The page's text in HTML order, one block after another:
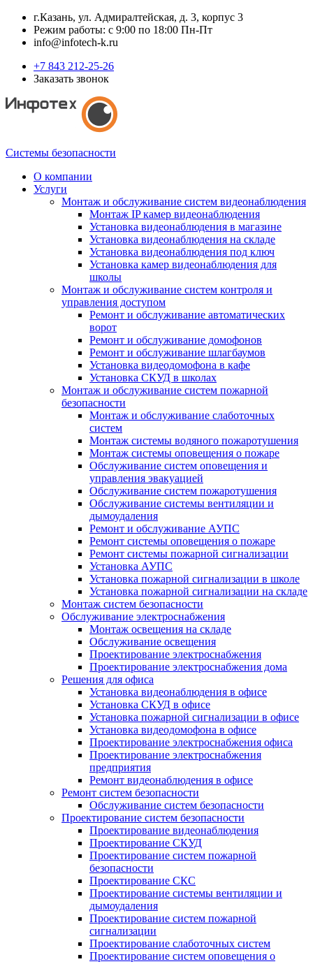
г.Казань, ул. Адмиралтейская, д. 3, корпус 3
Режим работы: с 9:00 по 18:00 Пн-Пт
info@infotech-k.ru
+7 843 212-25-26
Заказать звонок
Системы безопасности
О компании
Услуги
Монтаж и обслуживание систем видеонаблюдения
Монтаж IP камер видеонаблюдения
Установка видеонаблюдения в магазине
Установка видеонаблюдения на складе
Установка видеонаблюдения под ключ
Установка камер видеонаблюдения для
школы
Монтаж и обслуживание систем контроля и
управления доступом
Ремонт и обслуживание автоматических
ворот
Ремонт и обслуживание домофонов
Ремонт и обслуживание шлагбаумов
Установка видеодомофона в кафе
Установка СКУД в школах
Монтаж и обслуживание систем пожарной
безопасности
Монтаж и обслуживание слаботочных
систем
Монтаж системы водяного пожаротушения
Монтаж системы оповещения о пожаре
Обслуживание систем оповещения и
управления эвакуацией
Обслуживание систем пожаротушения
Обслуживание системы вентиляции и
дымоудаления
Ремонт и обслуживание АУПС
Ремонт системы оповещения о пожаре
Ремонт системы пожарной сигнализации
Установка АУПС
Установка пожарной сигнализации в школе
Установка пожарной сигнализации на складе
Монтаж систем безопасности
Обслуживание электроснабжения
Монтаж освещения на складе
Обслуживание освещения
Проектирование электроснабжения
Проектирование электроснабжения дома
Решения для офиса
Установка видеонаблюдения в офисе
Установка СКУД в офисе
Установка пожарной сигнализации в офисе
Установка видеодомофона в офисе
Проектирование электроснабжения офиса
Проектирование электроснабжения
предприятия
Ремонт видеонаблюдения в офисе
Ремонт систем безопасности
Обслуживание систем безопасности
Проектирование систем безопасности
Проектирование видеонаблюдения
Проектирование СКУД
Проектирование систем пожарной
безопасности
Проектирование СКС
Проектирование системы вентиляции и
дымоудаления
Проектирование систем пожарной
сигнализации
Проектирование слаботочных систем
Проектирование систем оповещения о